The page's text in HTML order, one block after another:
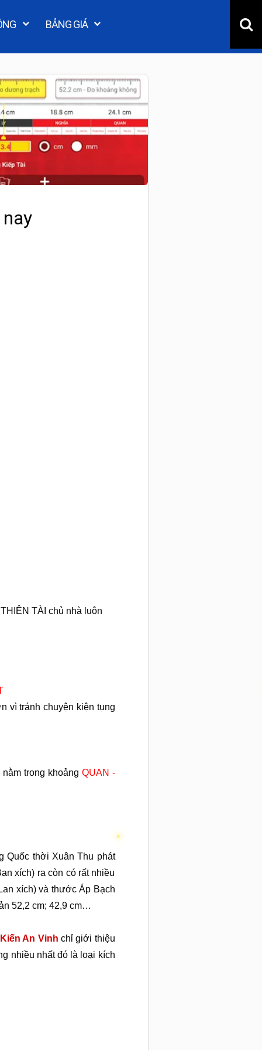
BẢNG GIÁ
TÀI chủ nhà luôn
vì tránh chuyện kiện tụng
trong khoảng QUAN -
Quốc thời Xuân Thu phát
xích) ra còn có rất nhiều
xích) và thước Áp Bạch
52,2 cm; 42,9 cm…
Kiến An Vinh chỉ giới thiệu
nhiều nhất đó là loại kích